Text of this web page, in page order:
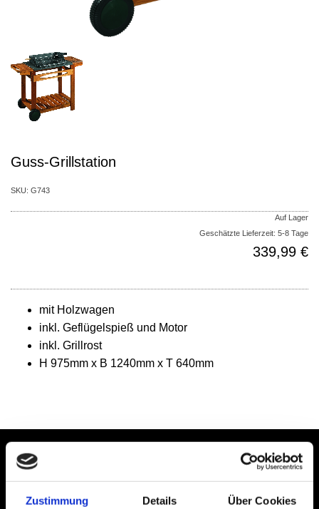
Zustimmung Details Über Cookies
Guss-Grillstation
SKU: G743
Auf Lager
Geschätzte Lieferzeit: 5-8 Tage
339,99 €
mit Holzwagen
inkl. Geflügelspieß und Motor
inkl. Grillrost
H 975mm x B 1240mm x T 640mm
» Muss der Schornstein rein, der Wulff soll's
sein «